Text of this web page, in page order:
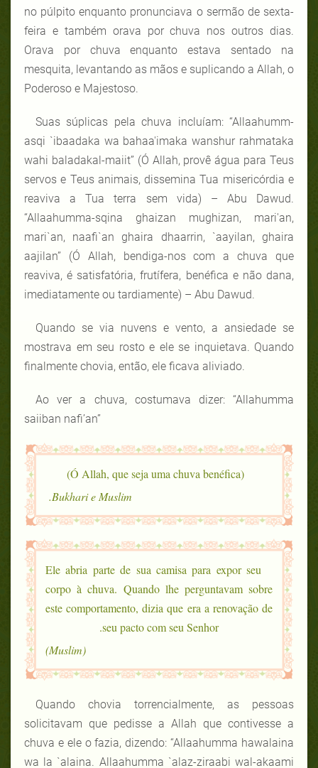
no púlpito enquanto pronunciava o sermão de sexta-
feira e também orava por chuva nos outros dias.
Orava por chuva enquanto estava sentado na
mesquita, levantando as mãos e suplicando a Allah, o
Poderoso e Majestoso.
Suas súplicas pela chuva incluíam: “Allaahumm-
asqi `ibaadaka wa bahaa'imaka wanshur rahmataka
wahi baladakal-maiit” (Ó Allah, provê água para Teus
servos e Teus animais, dissemina Tua misericórdia e
reaviva a Tua terra sem vida) – Abu Dawud.
“Allaahumma-sqina ghaizan mughizan, mari'an,
mari`an, naafi`an ghaira dhaarrin, `aayilan, ghaira
aajilan” (Ó Allah, bendiga-nos com a chuva que
reaviva, é satisfatória, frutífera, benéfica e não dana,
imediatamente ou tardiamente) – Abu Dawud.
Quando se via nuvens e vento, a ansiedade se
mostrava em seu rosto e ele se inquietava. Quando
finalmente chovia, então, ele ficava aliviado.
Ao ver a chuva, costumava dizer: “Allahumma
saiiban nafi’an”
(Ó Allah, que seja uma chuva benéfica)
Bukhari e Muslim.
Ele abria parte de sua camisa para expor seu
corpo à chuva. Quando lhe perguntavam sobre
este comportamento, dizia que era a renovação de
seu pacto com seu Senhor.
(Muslim)
Quando chovia torrencialmente, as pessoas
solicitavam que pedisse a Allah que contivesse a
chuva e ele o fazia, dizendo: “Allaahumma hawalaina
wa la `alaina. Allaahumma `alaz-ziraabi wal-akaami